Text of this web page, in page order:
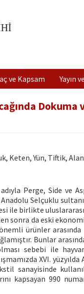
ve Kapsam Yayın
Keten, Yün, Tiftik,
Perge, Side
Selçuklu
ile birlikte
sonra da eski
ürünler
Bunlar
sebebi ile
XVI.
sanayisinde
kapsayan 990